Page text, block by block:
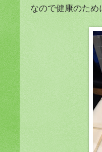
なので健康のた